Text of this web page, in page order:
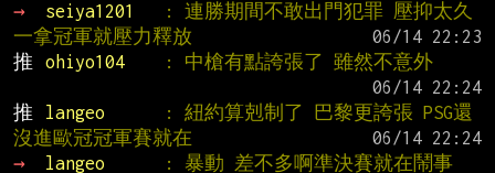
→
seiya1201
: 連勝期間不敢出門犯罪 壓抑太久
一拿冠軍就壓力釋放
推
ohiyo104
: 中槍有點誇張了 雖然不意外
推
langeo
: 紐約算剋制了 巴黎更誇張 PSG還
沒進歐冠冠軍賽就在
→
langeo
: 暴動 差不多啊準決賽就在鬧事